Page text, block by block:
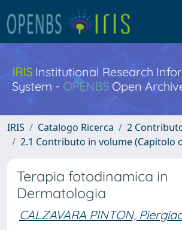
IRISInstitutional Research
System - OPENBS Open
IRIS Catalogo Ricerca
2
2.1 Contributo in volume (Capitolo
Terapia fotodinamica in
Dermatologia
CALZAVARA PINTON,